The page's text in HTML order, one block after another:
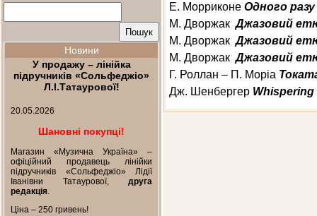
Новини
У продажу – лінійка
підручників «Сольфеджіо»
Л.І.Татаурової!
20.05.2026
Шановні покупці!
Магазин «Музична Україна» –
офіційний продавець лінійки
підручників «Сольфеджіо» Лідії
Іванівни Татаурової, друга
редакція.
Ціна – 250 гривень!
Е. Морриконе Одного ра
М. ДворжакДжазовий
М. ДворжакДжазовий
М. ДворжакДжазовий
Г. Роллан – П. Моріа
Дж. Шенбергер Whispering